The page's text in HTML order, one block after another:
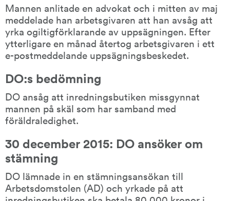
Mannen anlitade en advokat och i mitten av maj
meddelade han arbetsgivaren att han avsåg att
yrka ogiltigförklarande av uppsägningen. Efter
ytterligare en månad återtog arbetsgivaren i ett
e-postmeddelande uppsägningsbeskedet.
DO:s bedömning
DO ansåg att inredningsbutiken missgynnat
mannen på skäl som har samband med
föräldraledighet.
30 december 2015: DO ansöker om
stämning
DO lämnade in en stämningsansökan till
Arbetsdomstolen (AD) och yrkade på att